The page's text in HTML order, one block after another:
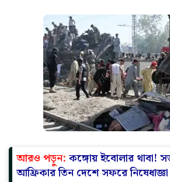
আরও পড়ুন:কঙ্গোয় ইবোলার থাবা!
আফ্রিকার তিন দেশে সফরে নিষেধাজ্ঞা